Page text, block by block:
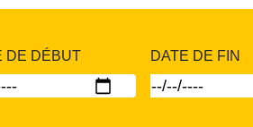
DE DÉBUT DATE DE FIN